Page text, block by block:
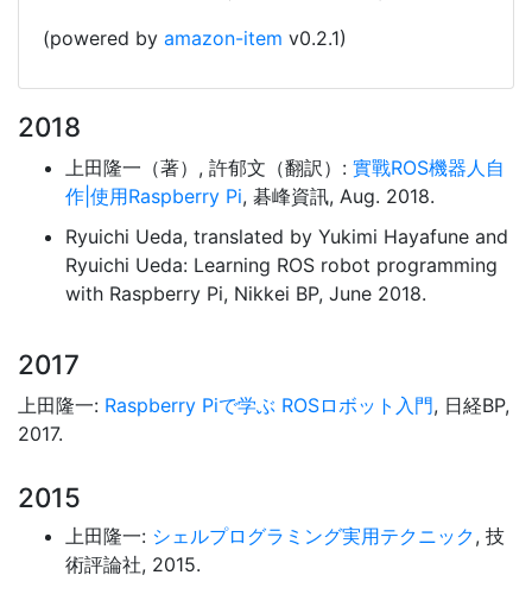
(powered by amazon-item v0.2.1)
2018
上田隆一（著）, 許郁文（翻訳）: 實戰ROS機器人自
作|使用Raspberry Pi, 碁峰資訊, Aug. 2018.
Ryuichi Ueda, translated by Yukimi Hayafune and
Ryuichi Ueda: Learning ROS robot programming
with Raspberry Pi, Nikkei BP, June 2018.
2017
上田隆一: Raspberry Piで学ぶ ROSロボット入門, 日経BP,
2017.
2015
上田隆一: シェルプログラミング実用テクニック, 技
術評論社, 2015.